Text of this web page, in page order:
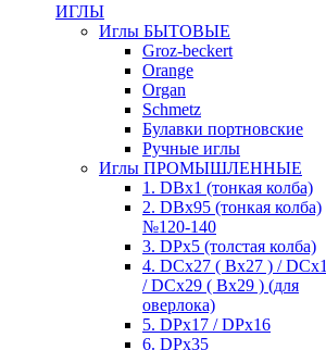
ИГЛЫ
Иглы БЫТОВЫЕ
Groz-beckert
Orange
Organ
Schmetz
Булавки портновские
Ручные иглы
Иглы ПРОМЫШЛЕННЫЕ
1. DBx1 (тонкая колба)
2. DBx95 (тонкая колба)
№120-140
3. DPx5 (толстая колба)
4. DCx27 ( Bx27 ) / DCx1
/ DCx29 ( Bx29 ) (для
оверлока)
5. DPx17 / DPx16
6. DPx35